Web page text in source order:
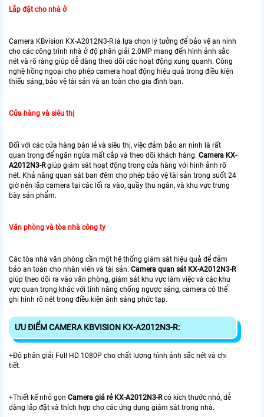
Lắp đặt cho nhà ở
Camera KBvision KX-A2012N3-R là lựa chọn lý tưởng để bảo vệ an ninh
cho các công trình nhà ở độ phân giải 2.0MP mang đến hình ảnh sắc
nét và rõ ràng giúp dễ dàng theo dõi các hoạt động xung quanh. Công
nghệ hồng ngoại cho phép camera hoạt động hiệu quả trong điều kiện
thiếu sáng, bảo vệ tài sản và an toàn cho gia đình bạn.
Cửa hàng và siêu thị
Đối với các cửa hàng bán lẻ và siêu thị, việc đảm bảo an ninh là rất
quan trọng để ngăn ngừa mất cắp và theo dõi khách hàng. Camera KX-
A2012N3-Rgiúp giám sát hoạt động trong cửa hàng với hình ảnh rõ
nét. Khả năng quan sát ban đêm cho phép bảo vệ tài sản trong suốt 24
giờ nên lắp camera tại các lối ra vào, quầy thu ngân, và khu vực trưng
bày sản phẩm.
Văn phòng và tòa nhà công ty
Các tòa nhà văn phòng cần một hệ thống giám sát hiệu quả để đảm
bảo an toàn cho nhân viên và tài sản. Camera quan sát KX-A2012N3-R
giúp theo dõi ra vào văn phòng, giám sát khu vực làm việc và các khu
vực quan trọng khác với tính năng chống ngược sáng, camera có thể
ghi hình rõ nét trong điều kiện ánh sáng phức tạp.
ƯU ĐIỂM CAMERA KBVISION KX-A2012N3-R:
+Độ phân giải Full HD 1080P cho chất lượng hình ảnh sắc nét và chi
tiết.
+Thiết kế nhỏ gọn Camera giá rẻ KX-A2012N3-Rcó kích thước nhỏ, dễ
dàng lắp đặt và thích hợp cho các ứng dụng giám sát trong nhà.